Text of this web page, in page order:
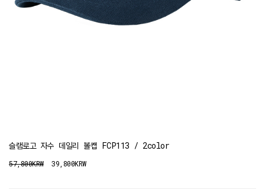
슬램로고 자수 데일리 볼캡 FCP113 / 2color
57,800KRW 39,800KRW